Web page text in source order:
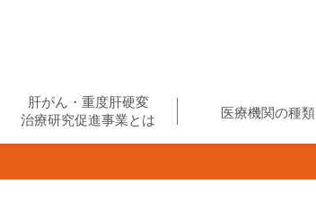
肝がん・重度肝硬変
治療研究促進事業とは
医療機関の種類